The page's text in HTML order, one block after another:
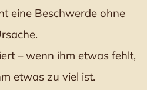
eine Beschwerde ohne
– wenn ihm etwas fehlt,
etwas zu viel ist.